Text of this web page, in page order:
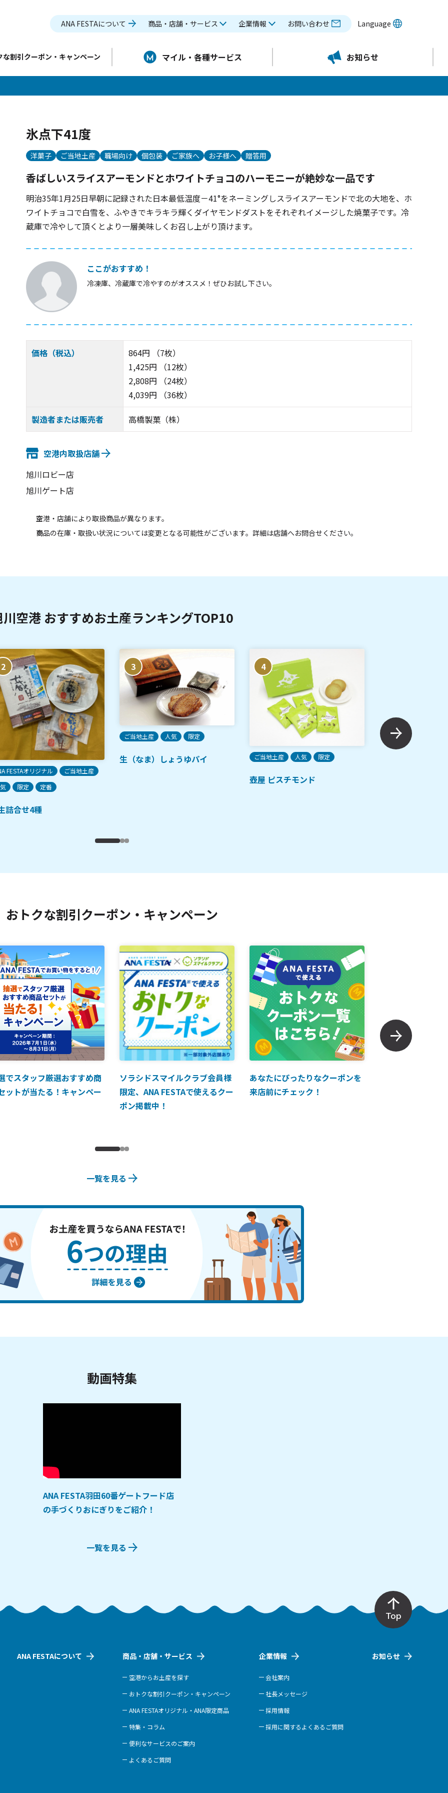
ANA FESTAについて 商品・店舗・サービス 企業情報 お問い合わせ Language
な割引クーポン・キャンペーン マイル・各種サービス お知らせ
氷点下41度
洋菓子 ご当地土産 職場向け 個包装 ご家族へ お子様へ 贈答用
香ばしいスライスアーモンドとホワイトチョコのハーモニーが絶妙な一品です
明治35年1月25日早朝に記録された日本最低温度－41°をネーミングしスライスアーモンドで北の大地を、ホ
ワイトチョコで白雪を、ふやきでキラキラ輝くダイヤモンドダストをそれぞれイメージした焼菓子です。冷
蔵庫で冷やして頂くとより一層美味しくお召し上がり頂けます。
ここがおすすめ！
冷凍庫、冷蔵庫で冷やすのがオススメ！ぜひお試し下さい。
価格（税込）
864円 （7枚）
1,425円 （12枚）
2,808円 （24枚）
4,039円 （36枚）
製造者または販売者 高橋製菓（株）
空港内取扱店舗
旭川ロビー店
旭川ゲート店
空港・店舗により取扱商品が異なります。
商品の在庫・取扱い状況については変更となる可能性がございます。詳細は店舗へお問合せください。
空港 おすすめお土産ランキングTOP10
2
FESTAオリジナル
ご当地土産
限定 定番
詰合せ4種
3
ご当地土産 人気 限定
生（なま）しょうゆパイ
4
ご当地土産 人気 限定
壺屋 ピスチモンド
おトクな割引クーポン・キャンペーン
でスタッフ厳選おすすめ商
ットが当たる！キャンペー
ソラシドスマイルクラブ会員様
限定、ANA FESTAで使えるクー
ポン掲載中！
あなたにぴったりなクーポンを
来店前にチェック！
一覧を見る
動画特集
ANA FESTA羽田60番ゲートフード店
の手づくりおにぎりをご紹介！
一覧を見る
Top
ANA FESTAについて 商品・店舗・サービス
空港からお土産を探す
おトクな割引クーポン・キャンペーン
ANA FESTAオリジナル・ANA限定商品
特集・コラム
便利なサービスのご案内
よくあるご質問
企業情報
会社案内
社長メッセージ
採用情報
採用に関するよくあるご質問
お知らせ